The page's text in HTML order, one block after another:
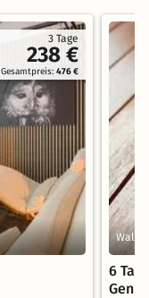
3 Tage
238 €
Gesamtpreis:476 €
6